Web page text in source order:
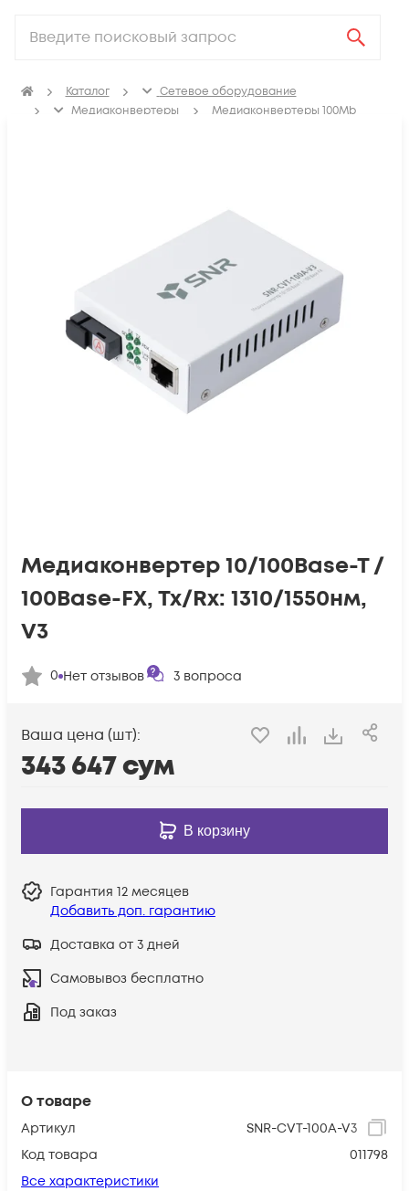
Каталог
Сетевое оборудование
Медиаконвертеры
Медиаконвертеры 100Mb
О товаре
Артикул
SNR-CVT-100A-V3
Код товара
011798
Все характеристики
Медиаконвертер 10/100Base-T /
100Base-FX, Tx/Rx: 1310/1550нм,
V3
0 Нет отзывов 3 вопроса
Ваша цена (шт):
343 647сум
В корзину
Гарантия 12 месяцев
Добавить доп. гарантию
Доставка от 3 дней
Самовывоз бесплатно
Под заказ